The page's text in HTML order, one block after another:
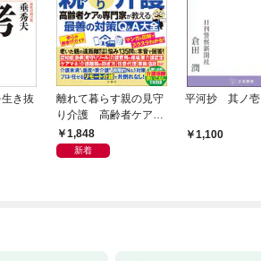
生き抜
離れて暮らす親の見守
り介護 高齢者ケアの
専門家が教える最善の
対策Q＆A大全
1,848
新着
平河抄 其ノ壱
1,100